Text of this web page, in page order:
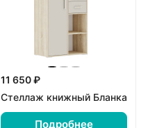
11 650 ₽
Стеллаж книжный Бланка
Подробнее